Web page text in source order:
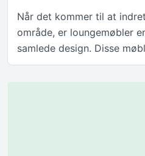
Når det kommer til at
område, er loungemøbler
samlede design. Disse